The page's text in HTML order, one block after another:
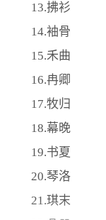
13.拂衫
14.袖骨
15.禾曲
16.冉卿
17.牧归
18.幕晚
19.书夏
20.琴洛
21.琪末